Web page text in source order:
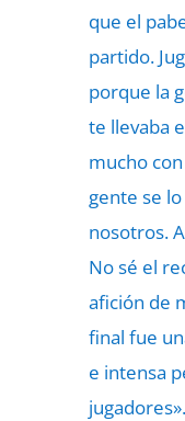
que el
partido.
porque la
te llevaba
mucho
gente se
nosotros.
No sé el
afición de
final fue
e intensa
jugadores».